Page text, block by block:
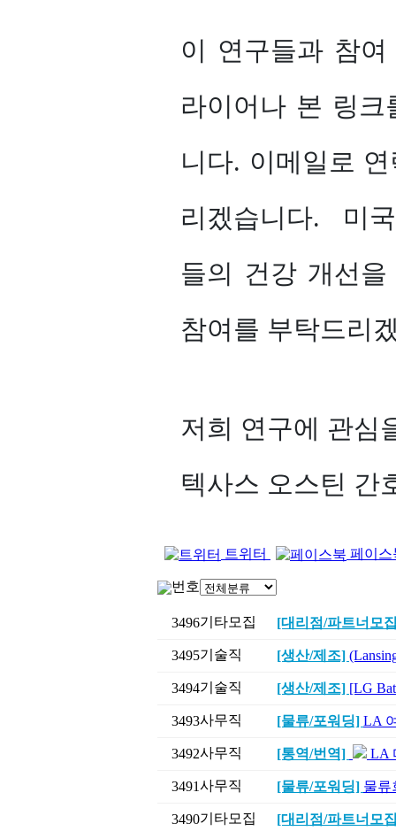
이 연구들과 참
라이어나 본 링크
니다. 이메일로
리겠습니다. 미
들의 건강 개선
참여를 부탁드리
저희 연구에 관
텍사스 오스틴 간
트위터 페이스
번호
3496기타모집 [대리점/파트너모
3495기술직 [생산/제조]
3494기술직 [생산/제조] [LG
3493사무직 [물류/포워딩] LA
3492사무직 [통역/번역] LA
3491사무직 [물류/포워딩] 물류
3490기타모집 [대리점/파트너모